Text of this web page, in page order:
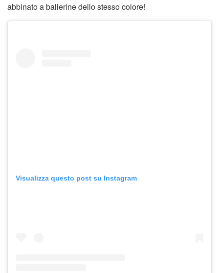
abbinato a ballerine dello stesso colore!
Visualizza questo post su Instagram